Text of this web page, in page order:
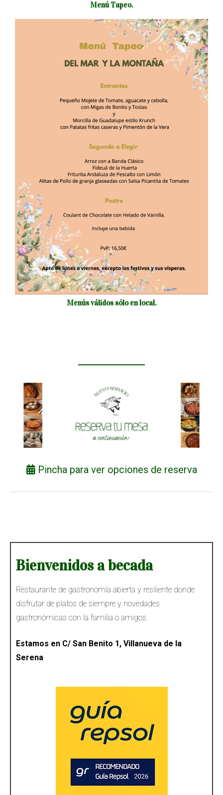
Menú Tapeo.
Menús válidos sólo en local.
Pincha para ver opciones de reserva
Bienvenidos a becada
Restaurante de gastronomía abierta y resiliente donde
disfrutar de platos de siempre y novedades
gastronómicas con la familia o amigos.
Estamos en C/ San Benito 1, Villanueva de la
Serena